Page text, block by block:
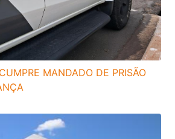
MANDADO DE PRISÃO